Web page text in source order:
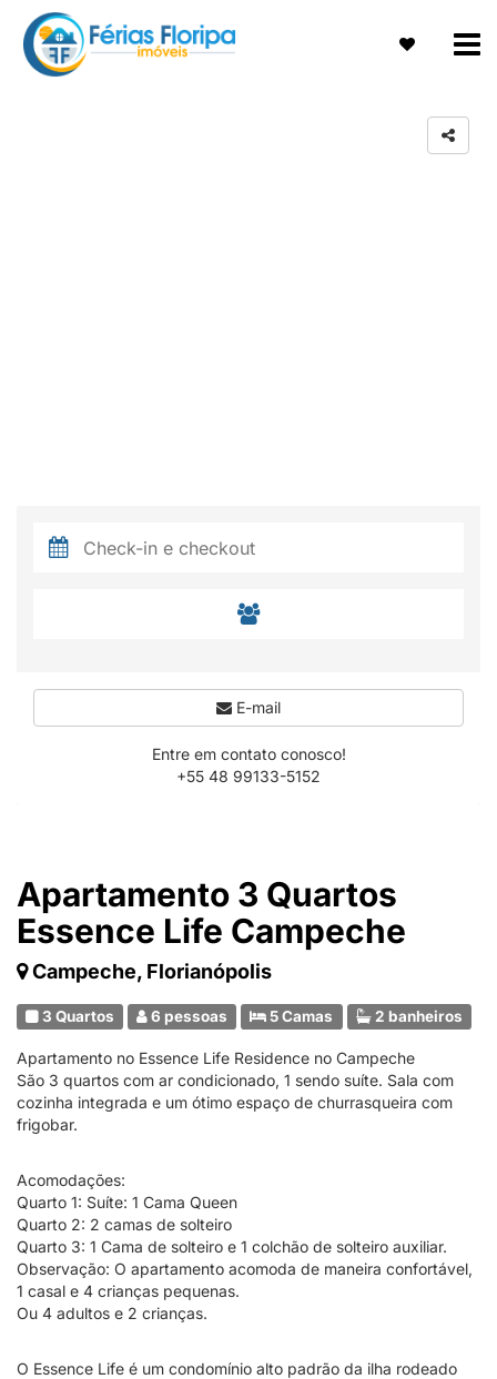
Apartamento 3 Quartos
Essence Life Campeche
Campeche, Florianópolis
3 Quartos 6 pessoas 5 Camas 2 banheiros
Apartamento no Essence Life Residence no Campeche
São 3 quartos com ar condicionado, 1 sendo suíte. Sala com
cozinha integrada e um ótimo espaço de churrasqueira com
frigobar.
Acomodações:
Quarto 1: Suíte: 1 Cama Queen
Quarto 2: 2 camas de solteiro
Quarto 3: 1 Cama de solteiro e 1 colchão de solteiro auxiliar.
Observação: O apartamento acomoda de maneira confortável,
1 casal e 4 crianças pequenas.
Ou 4 adultos e 2 crianças.
O Essence Life é um condomínio alto padrão da ilha rodeado
E-mail
Entre em contato conosco!
+55 48 99133-5152